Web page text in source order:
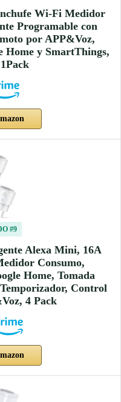
Wi-Fi Medidor
Programable con
por APP&Voz,
Home y SmartThings,
#9
Alexa Mini, 16A
Consumo,
Home, Tomada
Control
4 Pack